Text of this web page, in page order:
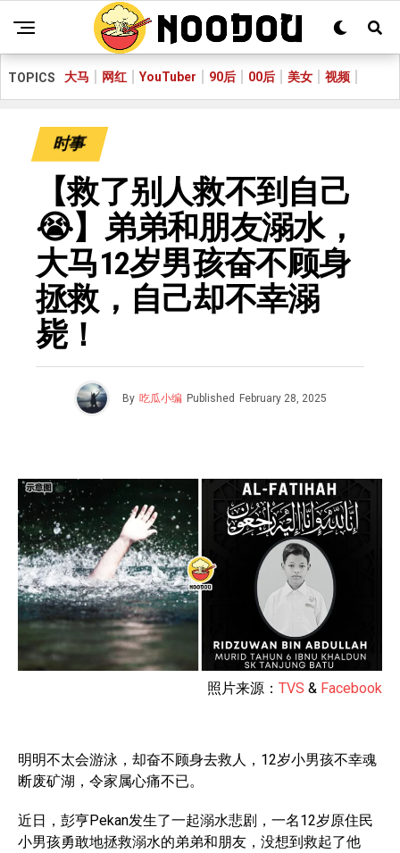
TOPICS 大马 网红 YouTuber 90后 00后 美女 视频
时事
【救了别人救不到自己
😭】弟弟和朋友溺水，
大马12岁男孩奋不顾身
拯救，自己却不幸溺
毙！
By 吃瓜小编 Published February 28, 2025
照片来源： TVS & Facebook
明明不太会游泳，却奋不顾身去救人，12岁小男孩不幸魂
断废矿湖，令家属心痛不已。
近日，彭亨Pekan发生了一起溺水悲剧，一名12岁原住民
小男孩勇敢地拯救溺水的弟弟和朋友，没想到救起了他